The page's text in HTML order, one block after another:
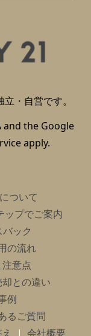
・自営です。
and the Google
apply.
ついて
ップでご案内
ック
の流れ
意点
との違い
例
るご質問
会社概要